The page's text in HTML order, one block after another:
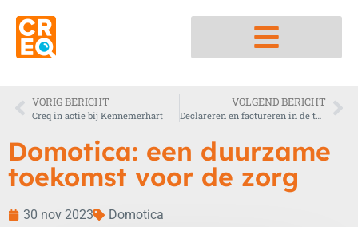
VORIG BERICHT
Creq in actie bij Kennemerhart
VOLGEND BERICHT
Declareren en factureren in de thuiszorg
Domotica: een duurzame
toekomst voor de zorg
30 nov 2023 Domotica